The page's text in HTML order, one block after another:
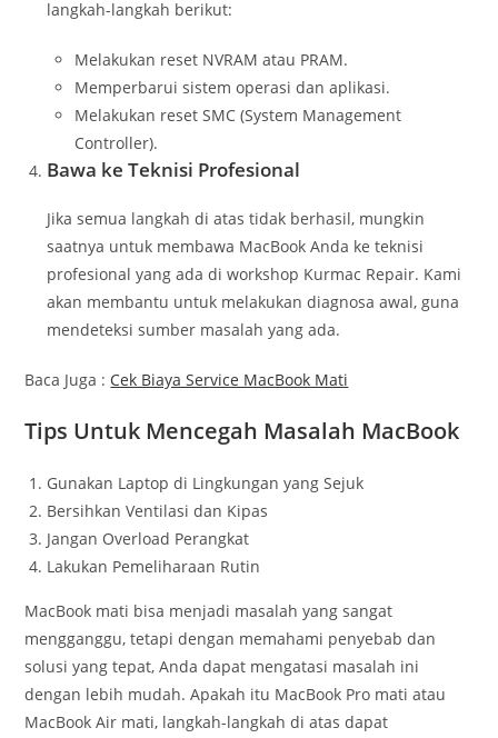
langkah-langkah berikut:
Melakukan reset NVRAM atau PRAM.
Memperbarui sistem operasi dan aplikasi.
Melakukan reset SMC (System Management
Controller).
Bawa ke Teknisi Profesional
Jika semua langkah di atas tidak berhasil, mungkin
saatnya untuk membawa MacBook Anda ke teknisi
profesional yang ada di workshop Kurmac Repair. Kami
akan membantu untuk melakukan diagnosa awal, guna
mendeteksi sumber masalah yang ada.
Baca Juga : Cek Biaya Service MacBook Mati
Tips Untuk Mencegah Masalah MacBook
Gunakan Laptop di Lingkungan yang Sejuk
Bersihkan Ventilasi dan Kipas
Jangan Overload Perangkat
Lakukan Pemeliharaan Rutin
MacBook mati bisa menjadi masalah yang sangat
mengganggu, tetapi dengan memahami penyebab dan
solusi yang tepat, Anda dapat mengatasi masalah ini
dengan lebih mudah. Apakah itu MacBook Pro mati atau
MacBook Air mati, langkah-langkah di atas dapat